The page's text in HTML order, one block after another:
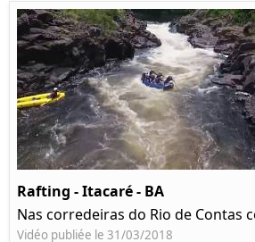
Rafting - Itacaré - BA
Nas corredeiras do Rio de Contas
Vidéo publiée le 31/03/2018